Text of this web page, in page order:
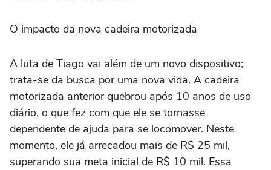
O impacto da nova cadeira motorizada
A luta de Tiago vai além de um novo dispositivo;
trata-se da busca por uma nova vida. A cadeira
motorizada anterior quebrou após 10 anos de uso
diário, o que fez com que ele se tornasse
dependente de ajuda para se locomover. Neste
momento, ele já arrecadou mais de R$ 25 mil,
superando sua meta inicial de R$ 10 mil. Essa